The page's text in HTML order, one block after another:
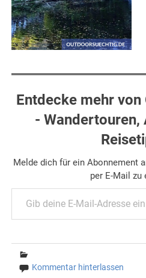
Entdecke mehr
- Wandertouren,
Melde dich für ein Abonnement
per E-Mail zu
Gib deine E-Mail-Adresse ein ...
Kommentar hinterlassen